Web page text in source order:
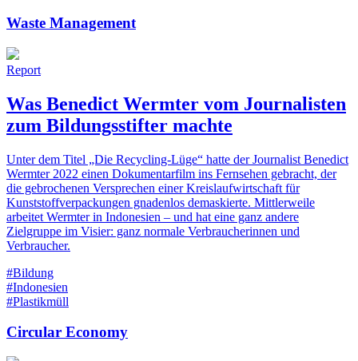
Waste Management
Report
Was Benedict Wermter vom Journalisten
zum Bildungsstifter machte
Unter dem Titel „Die Recycling-Lüge“ hatte der Journalist Benedict
Wermter 2022 einen Dokumentarfilm ins Fernsehen gebracht, der
die gebrochenen Versprechen einer Kreislaufwirtschaft für
Kunststoffverpackungen gnadenlos demaskierte. Mittlerweile
arbeitet Wermter in Indonesien – und hat eine ganz andere
Zielgruppe im Visier: ganz normale Verbraucherinnen und
Verbraucher.
#Bildung
#Indonesien
#Plastikmüll
Circular Economy